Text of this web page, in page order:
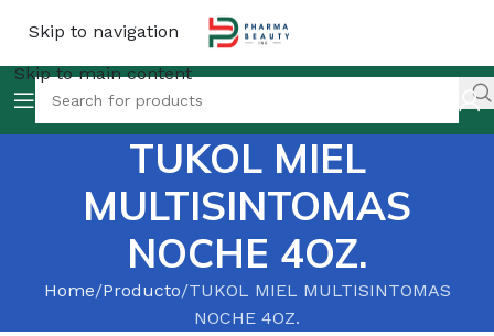
Skip to navigation
Skip to main content
TUKOL MIEL
MULTISINTOMAS
NOCHE 4OZ.
Home Producto TUKOL MIEL MULTISINTOMAS
NOCHE 4OZ.